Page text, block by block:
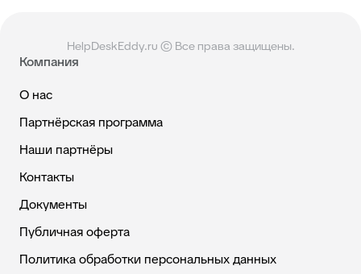
HelpDeskEddy.ru © Все права защищены.
Компания
О нас
Партнёрская программа
Наши партнёры
Контакты
Документы
Публичная оферта
Политика обработки персональных данных